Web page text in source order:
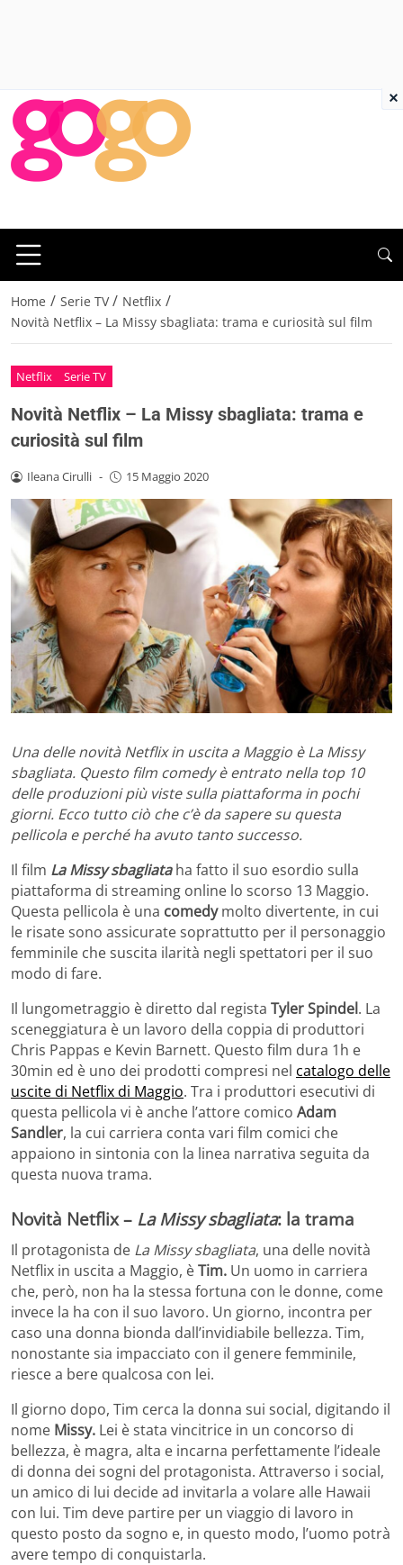
Home / Serie TV / Netflix /
Novità Netflix – La Missy sbagliata: trama e curiosità sul film
Netflix Serie TV
Novità Netflix – La Missy sbagliata: trama e
curiosità sul film
Ileana Cirulli - 15 Maggio 2020
Una delle novità Netflix in uscita a Maggio è La Missy
sbagliata. Questo film comedy è entrato nella top 10
delle produzioni più viste sulla piattaforma in pochi
giorni. Ecco tutto ciò che c’è da sapere su questa
pellicola e perché ha avuto tanto successo.
Il film La Missy sbagliata ha fatto il suo esordio sulla
piattaforma di streaming online lo scorso 13 Maggio.
Questa pellicola è una comedymolto divertente, in cui
le risate sono assicurate soprattutto per il personaggio
femminile che suscita ilarità negli spettatori per il suo
modo di fare.
Il lungometraggio è diretto dal regista Tyler Spindel. La
sceneggiatura è un lavoro della coppia di produttori
Chris Pappas e Kevin Barnett. Questo film dura 1h e
30min ed è uno dei prodotti compresi nel catalogo delle
uscite di Netflix di Maggio. Tra i produttori esecutivi di
questa pellicola vi è anche l’attore comico Adam
Sandler, la cui carriera conta vari film comici che
appaiono in sintonia con la linea narrativa seguita da
questa nuova trama.
Novità Netflix – La Missy sbagliata: la trama
Il protagonista de La Missy sbagliata, una delle novità
Netflix in uscita a Maggio, èTim. Un uomo in carriera
che, però, non ha la stessa fortuna con le donne, come
invece la ha con il suo lavoro. Un giorno, incontra per
caso una donna bionda dall’invidiabile bellezza. Tim,
nonostante sia impacciato con il genere femminile,
riesce a bere qualcosa con lei.
Il giorno dopo, Tim cerca la donna sui social, digitando il
nome Missy. Lei è stata vincitrice in un concorso di
bellezza, è magra, alta e incarna perfettamente l’ideale
di donna dei sogni del protagonista. Attraverso i social,
un amico di lui decide ad invitarla a volare alle Hawaii
con lui. Tim deve partire per un viaggio di lavoro in
questo posto da sogno e, in questo modo, l’uomo potrà
avere tempo di conquistarla.
×